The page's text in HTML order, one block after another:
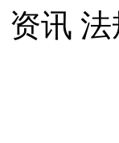
资讯 法